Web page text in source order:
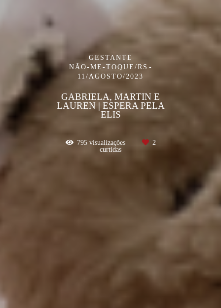
GESTANTE
NÃO-ME-TOQUE/RS
11/AGOSTO/2023
GABRIELA, MARTIN E
LAUREN | ESPERA PELA
ELIS
795visualizações
2
curtidas